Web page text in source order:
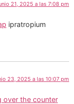
21, 2025 a las 7:08 pm
ipratropium
23, 2025 a las 10:07 pm
over the counter